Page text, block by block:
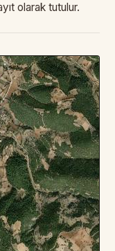
olarak tutulur.